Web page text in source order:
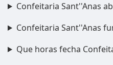
Confeitaria Sant''Anas
Confeitaria Sant''Anas
Que horas fecha